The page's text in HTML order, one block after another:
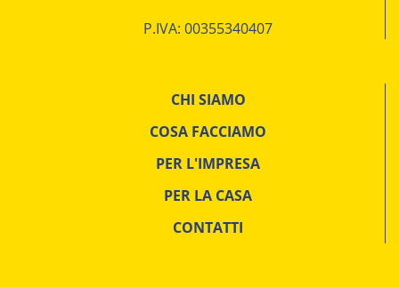
P.IVA: 00355340407
CHI SIAMO
COSA FACCIAMO
PER L'IMPRESA
PER LA CASA
CONTATTI